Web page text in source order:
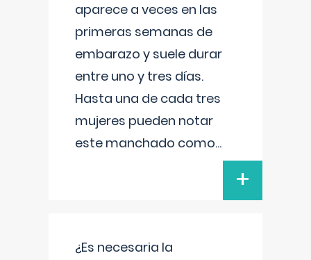
aparece a veces en las
primeras semanas de
embarazo y suele durar
entre uno y tres días.
Hasta una de cada tres
mujeres pueden notar
este manchado como...
+
¿Es necesaria la